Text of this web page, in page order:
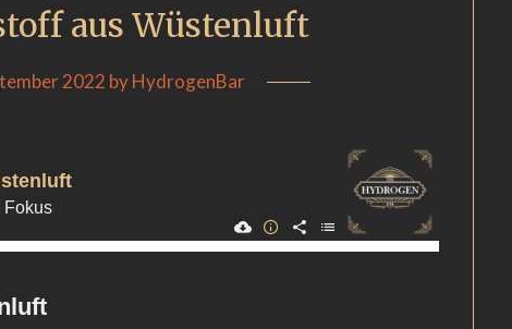
aus Wüstenluft
2022 byHydrogenBar